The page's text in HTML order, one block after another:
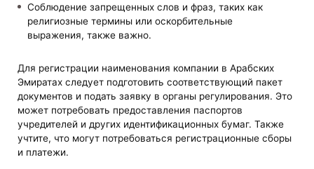
Соблюдение запрещенных слов и фраз, таких как
религиозные термины или оскорбительные
выражения, также важно.
Для регистрации наименования компании в Арабских
Эмиратах следует подготовить соответствующий пакет
документов и подать заявку в органы регулирования. Это
может потребовать предоставления паспортов
учредителей и других идентификационных бумаг. Также
учтите, что могут потребоваться регистрационные сборы
и платежи.